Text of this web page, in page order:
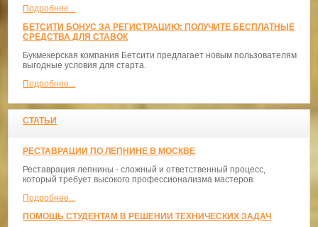
Подробнее...
БЕТСИТИ БОНУС ЗА РЕГИСТРАЦИЮ: ПОЛУЧИТЕ БЕСПЛАТНЫЕ
СРЕДСТВА ДЛЯ СТАВОК
Букмекерская компания Бетсити предлагает новым пользователям
выгодные условия для старта.
Подробнее...
СТАТЬИ
РЕСТАВРАЦИИ ПО ЛЕПНИНЕ В МОСКВЕ
Реставрация лепнины - сложный и ответственный процесс,
который требует высокого профессионализма мастеров.
Подробнее...
ПОМОЩЬ СТУДЕНТАМ В РЕШЕНИИ ТЕХНИЧЕСКИХ ЗАДАЧ